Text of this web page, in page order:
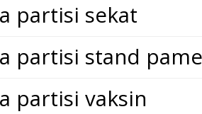
partisi sekat
partisi stand
partisi vaksin